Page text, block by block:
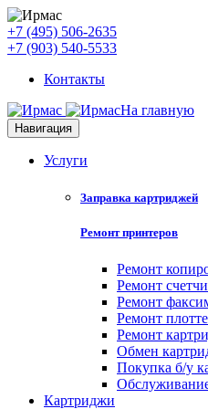
+7 (495) 506-2635
+7 (903) 540-5533
Контакты
На главную
Навигация
Услуги
Заправка картриджей
Ремонт принтеров
Ремонт
Ремонт
Ремонт
Ремонт
Ремонт
Обмен
Покупка б/у
Картриджи